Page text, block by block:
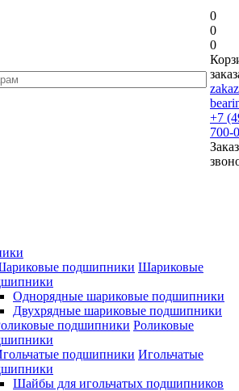
0
0
0
+7
700-
Шариковые
Однорядные шариковые подшипники
Двухрядные шариковые подшипники
Роликовые
Игольчатые
Шайбы для игольчатых подшипников